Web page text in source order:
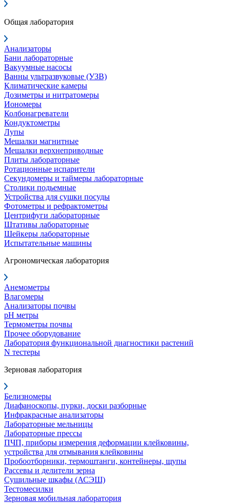
Общая лаборатория
Анализаторы
Бани лабораторные
Вакуумные насосы
Ванны ультразвуковые (УЗВ)
Климатические камеры
Дозиметры и нитратомеры
Иономеры
Колбонагреватели
Кондуктометры
Лупы
Мешалки магнитные
Мешалки верхнеприводные
Плиты лабораторные
Ротационные испарители
Секундомеры и таймеры лабораторные
Столики подьемные
Устройства для сушки посуды
Фотометры и рефрактометры
Центрифуги лабораторные
Штативы лабораторные
Шейкеры лабораторные
Испытательные машины
Агрономическая лаборатория
Анемометры
Влагомеры
Анализаторы почвы
pH метры
Термометры почвы
Прочее оборудование
Лаборатория функциональной диагностики растений
N тестеры
Зерновая лаборатория
Белизномеры
Диафаноскопы, пурки, доски разборные
Инфракрасные анализаторы
Лабораторные мельницы
Лабораторные прессы
ПЧП, приборы измерения деформации клейковины,
устройства для отмывания клейковины
Пробоотборники, термоштанги, контейнеры, щупы
Рассевы и делители зерна
Сушильные шкафы (АСЭШ)
Тестомесилки
Зерновая мобильная лаборатория